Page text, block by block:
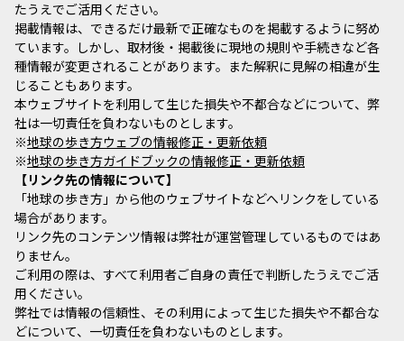
たうえでご活用ください。
掲載情報は、できるだけ最新で正確なものを掲載するように努め
ています。しかし、取材後・掲載後に現地の規則や手続きなど各
種情報が変更されることがあります。また解釈に見解の相違が生
じることもあります。
本ウェブサイトを利用して生じた損失や不都合などについて、弊
社は一切責任を負わないものとします。
※地球の歩き方ウェブの情報修正・更新依頼
※地球の歩き方ガイドブックの情報修正・更新依頼
リンク先の情報について
「地球の歩き方」から他のウェブサイトなどへリンクをしている
場合があります。
リンク先のコンテンツ情報は弊社が運営管理しているものではあ
りません。
ご利用の際は、すべて利用者ご自身の責任で判断したうえでご活
用ください。
弊社では情報の信頼性、その利用によって生じた損失や不都合な
どについて、一切責任を負わないものとします。